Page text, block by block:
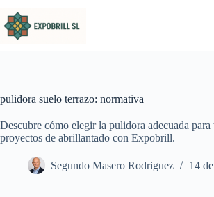
pulidora suelo terrazo: normativa
Descubre cómo elegir la pulidora adecuada
proyectos de abrillantado con Expobrill.
Segundo Masero Rodriguez 14